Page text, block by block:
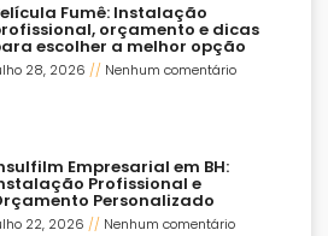
Fumê: Instalação
orçamento e dicas
escolher a melhor opção
28, 2026 Nenhum comentário
Empresarial em BH:
Profissional e
Personalizado
22, 2026 Nenhum comentário